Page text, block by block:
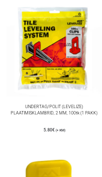
UNDERTAG/POLIT (LEVELIZE)
PLAATIMISKLAMBRID, 2 MM, 100tk (1 PAKK)
5.80€ (+ KM)